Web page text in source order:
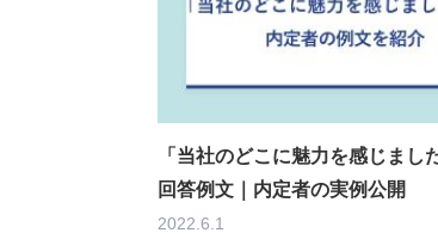
「当社のどこに魅力を感じまし
回答例文｜内定者の実例公開
2022.6.1